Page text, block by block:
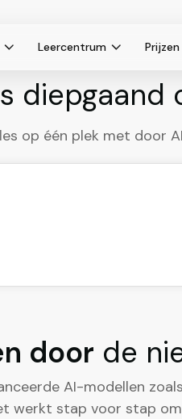
Leercentrum Prijzen
diepgaand
op één plek met door
door de
AI-modellen
werkt stap voor stap